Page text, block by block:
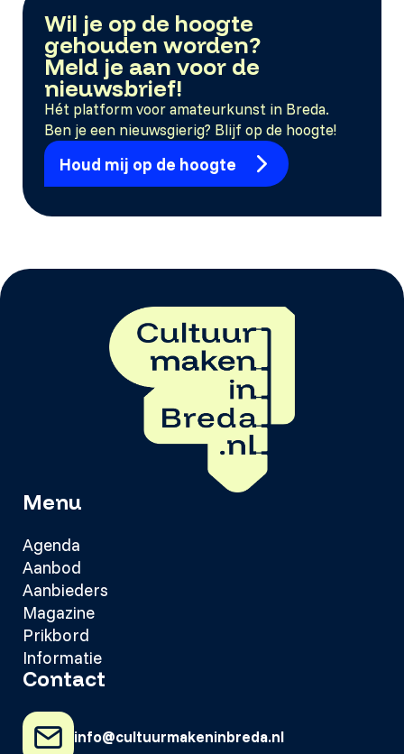
Wil je op de hoogte
gehouden worden?
Meld je aan voor de
nieuwsbrief!
Hét platform voor amateurkunst in Breda.
Ben je een nieuwsgierig? Blijf op de hoogte!
Houd mij op de hoogte
Menu
Agenda
Aanbod
Aanbieders
Magazine
Prikbord
Informatie
Contact
info@cultuurmakeninbreda.nl